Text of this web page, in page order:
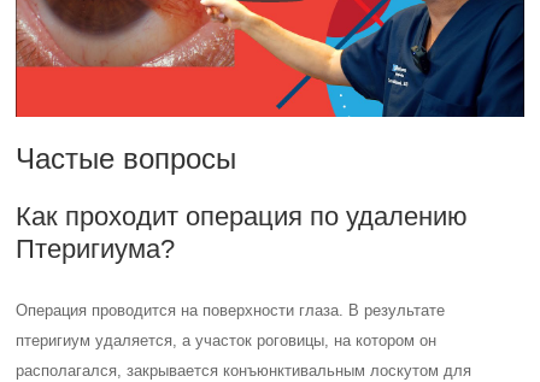
Частые вопросы
Как проходит операция по удалению
Птеригиума?
Операция проводится на поверхности глаза. В результате
птеригиум удаляется, а участок роговицы, на котором он
располагался, закрывается конъюнктивальным лоскутом для